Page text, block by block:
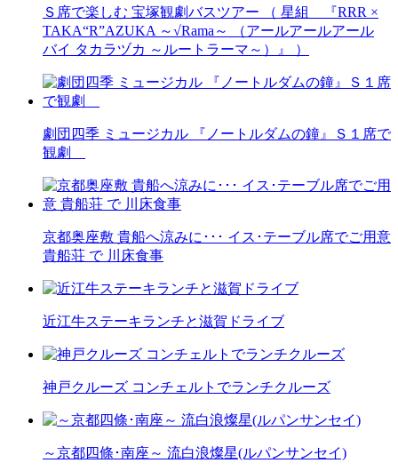
Ｓ席で楽しむ 宝塚観劇バスツアー （ 星組 『RRR ×
TAKA“R”AZUKA ～√Rama～ （アールアールアール
バイ タカラヅカ ～ルートラーマ～）』 ）
劇団四季 ミュージカル 『ノートルダムの鐘』Ｓ１席で
観劇
京都奥座敷 貴船へ涼みに･･･ イス･テーブル席でご用意
貴船荘 で 川床食事
近江牛ステーキランチと滋賀ドライブ
神戸クルーズ コンチェルトでランチクルーズ
～京都四條･南座～ 流白浪燦星(ルパンサンセイ)